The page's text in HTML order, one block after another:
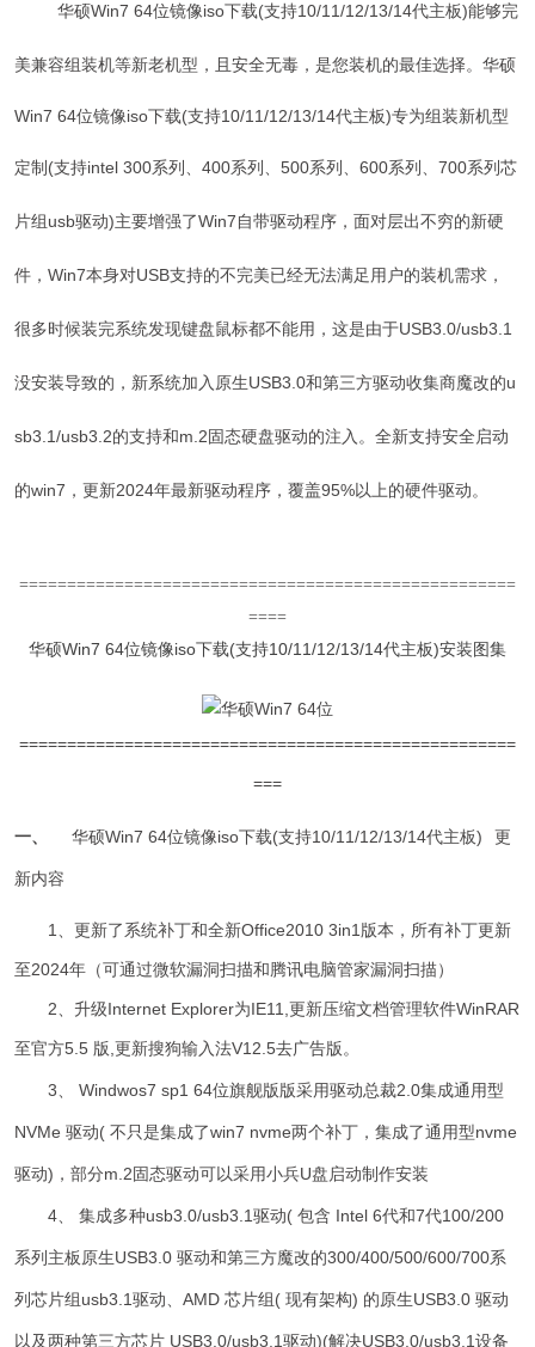
华硕Win7 64位镜像iso下载(支持10/11/12/13/14代主板)能够完
美兼容组装机等新老机型，且安全无毒，是您装机的最佳选择。华硕
Win7 64位镜像iso下载(支持10/11/12/13/14代主板)专为组装新机型
定制(支持intel 300系列、400系列 、500系列 、600系列 、700系列芯
片组usb驱动)主要增强了Win7自带驱动程序，面对层出不穷的新硬
件，Win7本身对USB支持的不完美已经无法满足用户的装机需求，
很多时候装完系统发现键盘鼠标都不能用，这是由于USB3.0/usb3.1
没安装导致的，新系统加入原生USB3.0和第三方驱动收集商魔改的u
sb3.1/usb3.2的支持和m.2固态硬盘驱动的注入。全新支持安全启动
的win7，更新2024年最新驱动程序，覆盖95%以上的硬件驱动。
====================================================
====
华硕Win7 64位镜像iso下载(支持10/11/12/13/14代主板)安装图集
====================================================
===
一、 华硕Win7 64位镜像iso下载(支持10/11/12/13/14代主板) 更
新内容
1、更新了系统补丁和全新Office2010 3in1版本，所有补丁更新
至2024年（可通过微软漏洞扫描和腾讯电脑管家漏洞扫描）
2、升级Internet Explorer为IE11,更新压缩文档管理软件WinRAR
至官方5.5 版,更新搜狗输入法V12.5去广告版。
3、 Windwos7 sp1 64位旗舰版版采用驱动总裁2.0集成通用型
NVMe 驱动( 不只是集成了win7 nvme两个补丁，集成了通用型nvme
驱动)，部分m.2固态驱动可以采用小兵U盘启动制作安装
4、 集成多种usb3.0/usb3.1驱动( 包含 Intel 6代和7代100/200
系列主板原生USB3.0 驱动和第三方魔改的300/400/500/600/700系
列芯片组usb3.1驱动、AMD 芯片组( 现有架构) 的原生USB3.0 驱动
以及两种第三方芯片 USB3.0/usb3.1驱动)(解决USB3.0/usb3.1设备